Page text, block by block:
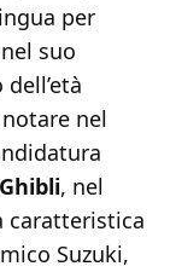
per
suo
nel
, nel
caratteristica
Suzuki,